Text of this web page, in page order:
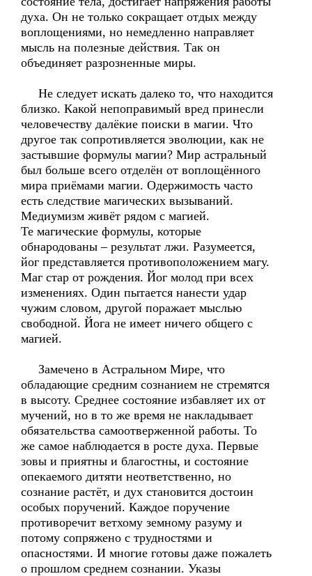
духа. Он не только сокращает отдых между
воплощениями, но немедленно направляет
мысль на полезные действия. Так он
объединяет разрозненные миры.
Не следует искать далеко то, что находится
близко. Какой непоправимый вред принесли
человечеству далёкие поиски в магии. Что
другое так сопротивляется эволюции, как не
застывшие формулы магии? Мир астральный
был больше всего отделён от воплощённого
мира приёмами магии. Одержимость часто
есть следствие магических вызываний.
Медиумизм живёт рядом с магией.
Те магические формулы, которые
обнародованы – результат лжи. Разумеется,
йог представляется противоположением магу.
Маг стар от рождения. Йог молод при всех
изменениях. Один пытается нанести удар
чужим словом, другой поражает мыслью
свободной. Йога не имеет ничего общего с
магией.
Замечено в Астральном Мире, что
обладающие средним сознанием не стремятся
в высоту. Среднее состояние избавляет их от
мучений, но в то же время не накладывает
обязательства самоотверженной работы. То
же самое наблюдается в росте духа. Первые
зовы и приятны и благостны, и состояние
опекаемого дитяти неответственно, но
сознание растёт, и дух становится достоин
особых поручений. Каждое поручение
противоречит ветхому земному разуму и
потому сопряжено с трудностями и
опасностями. И многие готовы даже пожалеть
о прошлом среднем сознании. Указы